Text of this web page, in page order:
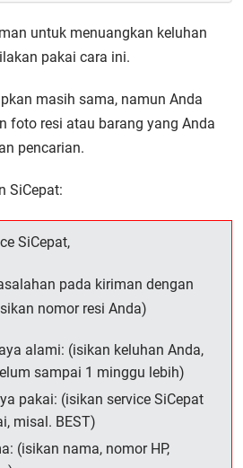
untuk menuangkan keluhan
pakai cara ini.
masih sama, namun Anda
foto resi atau barang yang Anda
pencarian.
SiCepat:
SiCepat,
pada kiriman dengan
nomor resi Anda)
alami: (isikan keluhan Anda,
sampai 1 minggu lebih)
pakai: (isikan service SiCepat
misal. BEST)
(isikan nama, nomor HP,